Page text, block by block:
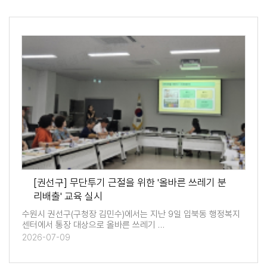
[권선구] 무단투기 근절을 위한 '올바른 쓰레기 분
리배출' 교육 실시
수원시 권선구(구청장 김민수)에서는 지난 9일 입북동 행정복지
센터에서 통장 대상으로 올바른 쓰레기 …
2026-07-09